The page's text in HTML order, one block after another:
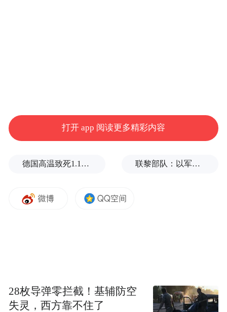
他将尽职为年会的嘉宾及国内外游客服务，
有金融服务需求可以随时与他联系。
打开 app 阅读更多精彩内容
德国高温致死1.19万人，为2016年来最高纪录 联黎部队：以军单日向黎发射113枚炮弹
28枚导弹零拦截！基辅防空
失灵，西方靠不住了